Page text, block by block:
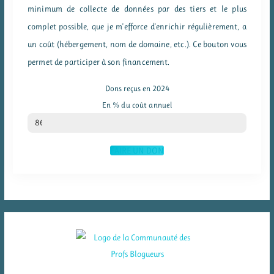
minimum de collecte de données par des tiers et le plus
complet possible, que je m'efforce d'enrichir régulièrement, a
un coût (hébergement, nom de domaine, etc.). Ce bouton vous
permet de participer à son financement.
Dons reçus en 2024
En % du coût annuel
% du coût annuel
86
FAIRE UN DON